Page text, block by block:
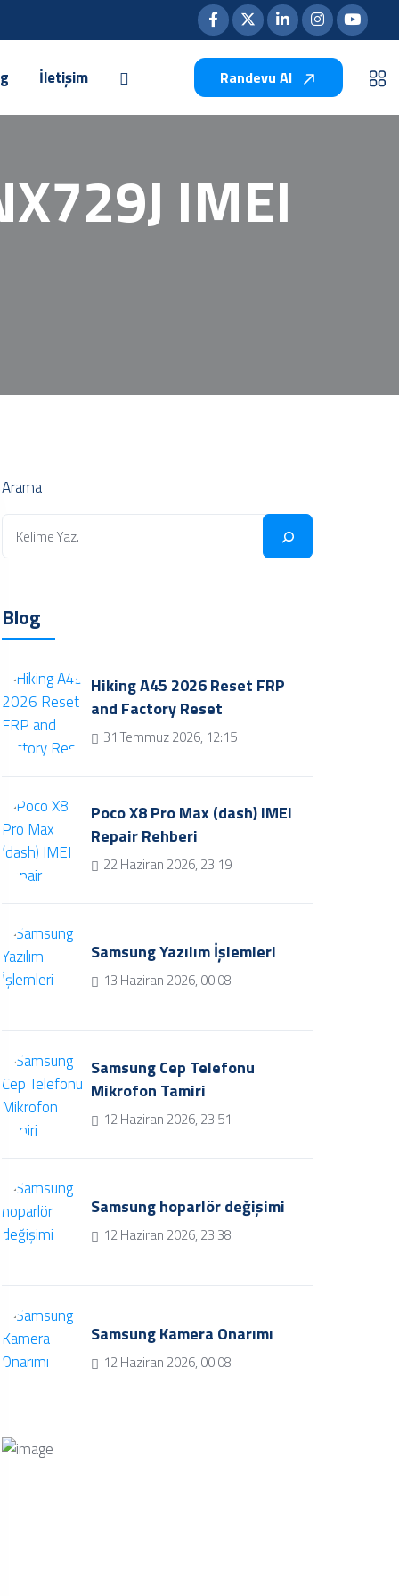
İletişim Randevu Al
IMEI
Arama
Blog
Hiking A45 2026 Reset FRP
and Factory Reset
31 Temmuz 2026, 12:15
Poco X8 Pro Max (dash) IMEI
Repair Rehberi
22 Haziran 2026, 23:19
Samsung Yazılım İşlemleri
13 Haziran 2026, 00:08
Samsung Cep Telefonu
Mikrofon Tamiri
12 Haziran 2026, 23:51
Samsung hoparlör değişimi
12 Haziran 2026, 23:38
Samsung Kamera Onarımı
12 Haziran 2026, 00:08